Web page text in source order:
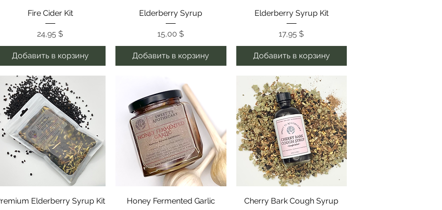
Быстрый просмотр
Fire Cider Kit
Цена
24,95 $
Добавить в корзину
Быстрый просмотр
Elderberry Syrup
Цена
15,00 $
Добавить в корзину
Быстрый просмотр
Elderberry Syrup Kit
Цена
17,95 $
Добавить в корзину
Быстрый просмотр
Elderberry Syrup Kit Быстрый просмотр
Honey Fermented Garlic Быстрый просмотр
Cherry Bark Cough Syrup